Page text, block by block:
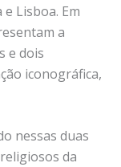
Lisboa. Em
a
e dois
iconográfica,
nessas duas
da